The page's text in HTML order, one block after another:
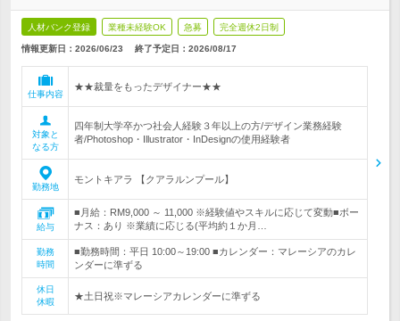
人材バンク登録 業種未経験OK 急募 完全週休2日制
情報更新日：2026/06/23 終了予定日： 2026/08/17
仕事内容
★★裁量をもったデザイナー★★
対象と
なる方
四年制大学卒かつ社会人経験３年以上の方/デザイン業務経験
者/Photoshop・Illustrator・InDesignの使用経験者
勤務地
モントキアラ 【クアラルンプール】
給与
■月給：RM9,000 ～ 11,000 ※経験値やスキルに応じて変動■ボー
ナス：あり ※業績に応じる(平均約１か月…
勤務
時間
■勤務時間：平日 10:00～19:00 ■カレンダー：マレーシアのカレ
ンダーに準ずる
休日
休暇
★土日祝※マレーシアカレンダーに準ずる